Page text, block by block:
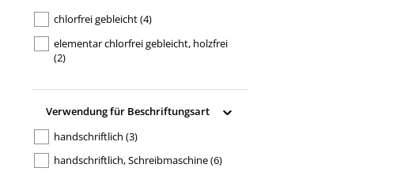
chlorfrei gebleicht(4)
elementar chlorfrei gebleicht, holzfrei
(2)
Verwendung für Beschriftungsart
handschriftlich (3)
handschriftlich, Schreibmaschine(6)